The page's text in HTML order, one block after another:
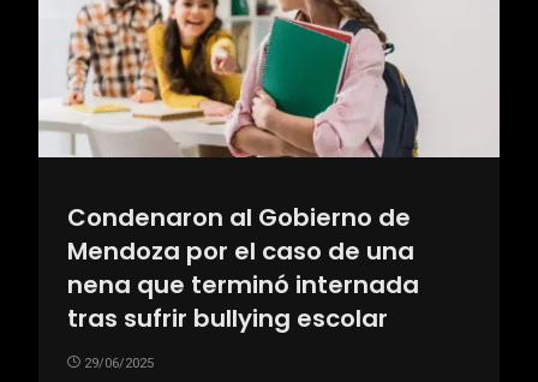
Condenaron al Gobierno de
Mendoza por el caso de una
nena que terminó internada
tras sufrir bullying escolar
29/06/2025